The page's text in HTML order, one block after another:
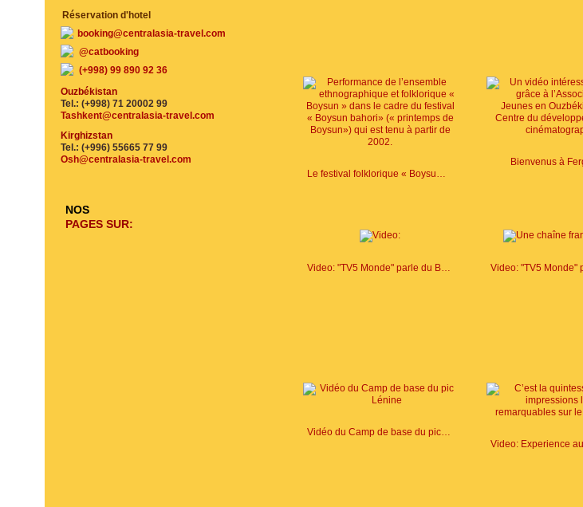
Le festival folklorique « Boysun bahori »
Bienvenus à
Video: "TV5 Monde" parle du Boukhara
Vidéo du Camp de base du pic Lénine
Réservation d'hotel
booking@centralasia-travel.com
@catbooking
(+998) 99 890 92 36
Ouzbékistan
Tel.: (+998) 71 20002 99
Tashkent@centralasia-travel.com
Kirghizstan
Tel.: (+996) 55665 77 99
Osh@centralasia-travel.com
NOS
PAGES SUR: